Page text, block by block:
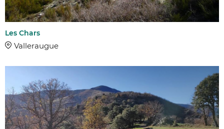
Les Chars
Valleraugue